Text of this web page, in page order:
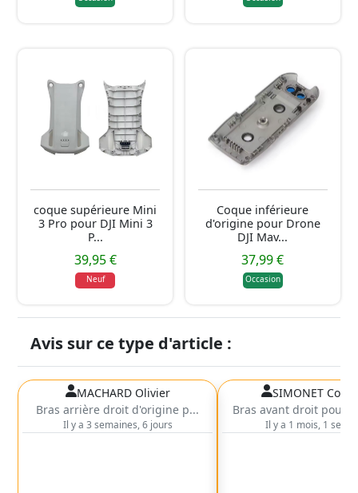
coque supérieure Mini
3 Pro pour DJI Mini 3
P...
39,95 €
Neuf
Coque inférieure
d'origine pour Drone
DJI Mav...
37,99 €
Occasion
Avis sur ce type d'article :
MACHARD Olivier
Bras arrière droit d'origine p...
Il y a 3 semaines, 6 jours
SIMONET
Bras avant droit pour
Il y a 1 mois, 1